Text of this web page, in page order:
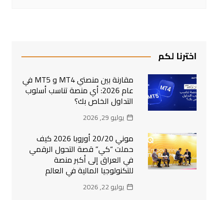
اخترنا لكم
مقارنة بين منصتي MT4 و MT5 في
عام 2026: أي منصة تناسب أسلوب
التداول الخاص بك؟
يوليو 29, 2026
موني 20/20 أوروبا 2026 كيف
حملت “كي” قصة التحول الرقمي
في العراق إلى أكبر منصة
للتكنولوجيا المالية في العالم
يوليو 22, 2026